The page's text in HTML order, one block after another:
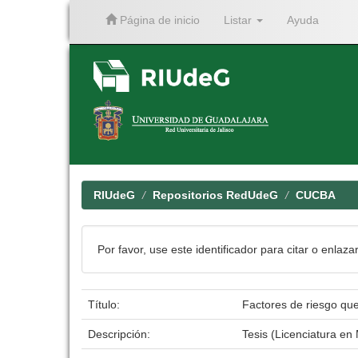
Página de inicio Listar Ayuda
RIUdeG Repositorios RedUdeG CUCBA
Por favor, use este identificador para citar o
Título: Factores de riesgo
Descripción: Tesis (Licenciatura en